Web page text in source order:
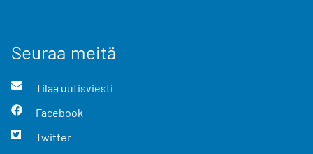
Seuraa meitä
Tilaa uutisviesti
Facebook
Twitter